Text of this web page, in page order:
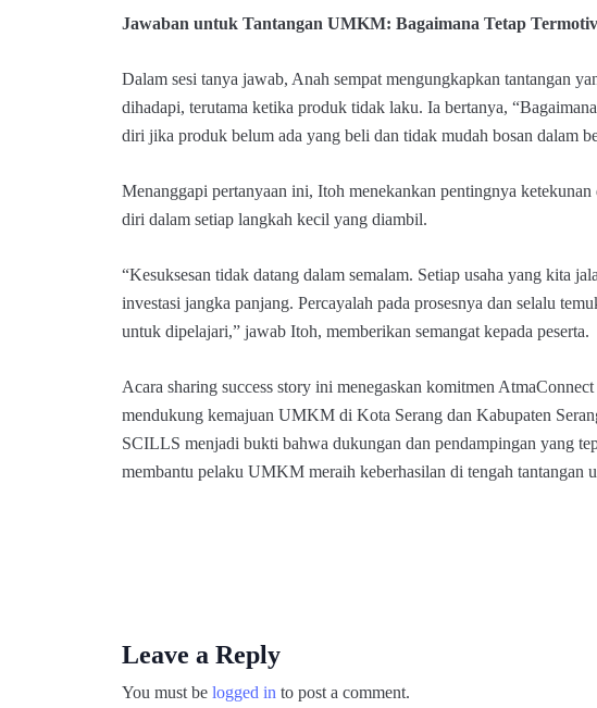
Jawaban untuk Tantangan UMKM: Bagaimana Tetap
Dalam sesi tanya jawab, Anah sempat mengungkapkan tantangan
dihadapi, terutama ketika produk tidak laku. Ia bertanya,
diri jika produk belum ada yang beli dan tidak mudah bosan dalam
Menanggapi pertanyaan ini, Itoh menekankan pentingnya ketekunan
diri dalam setiap langkah kecil yang diambil.
“Kesuksesan tidak datang dalam semalam. Setiap usaha yang kita
investasi jangka panjang. Percayalah pada prosesnya dan selalu
untuk dipelajari,” jawab Itoh, memberikan semangat kepada peserta.
Acara sharing success story ini menegaskan komitmen
mendukung kemajuan UMKM di Kota Serang dan Kabupaten
SCILLS menjadi bukti bahwa dukungan dan pendampingan yang
membantu pelaku UMKM meraih keberhasilan di tengah tantangan
Leave a Reply
You must be logged in to post a comment.